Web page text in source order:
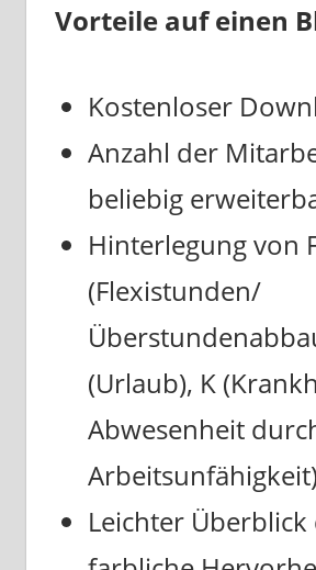
Vorteile auf einen
Kostenloser
Anzahl der
beliebig
Hinterlegung von
(Flexistunden/
(Urlaub), K
Abwesenheit
Leichter